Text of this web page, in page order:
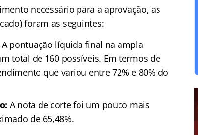
necessário para a aprovação, as
foram as seguintes:
A pontuação líquida final na ampla
total de 160 possíveis. Em termos de
que variou entre 72% e 80% do
A nota de corte foi um pouco mais
de 65,48%.